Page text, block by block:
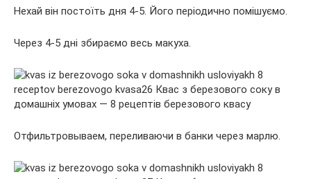
Нехай він постоїть дня 4-5. Його періодично помішуємо.
Через 4-5 дні збираємо весь макуха.
Отфильтровываем, переливаючи в банки через марлю.